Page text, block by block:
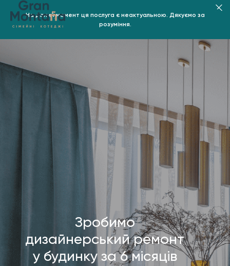
На даний момент ця послуга є неактуальною. Дякуємо за
розуміння.
Зробимо
дизайнерський ремонт
у будинку за 6 місяців